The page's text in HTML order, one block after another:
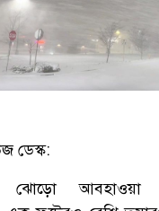
ডেস্ক:
ঝোড়ো আবহাওয়া